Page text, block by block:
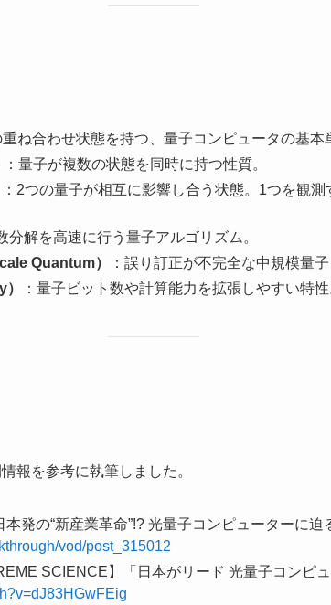
重ね合わせ状態を持つ、量子コンピュータの基本
：量子が複数の状態を同時に持つ性質。
：2つの量子が相互に影響し合う状態。1つを観
分解を高速に行う量子アルゴリズム。
Quantum）
：誤り訂正が不完全な中規模量
：量子ビット数や計算能力を拡張しやすい特性
報を参考に執筆しました。
発の“新産業革命”!? 光量子コンピューターに迫
vod/post_315012
SCIENCE】「日本がリード 光量子コンピュ